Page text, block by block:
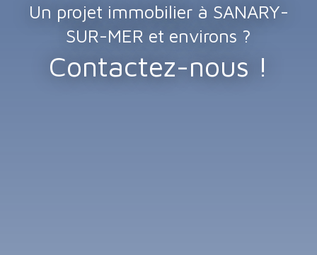
Un projet immobilier à SANARY-
SUR-MER et environs ?
Contactez-nous !